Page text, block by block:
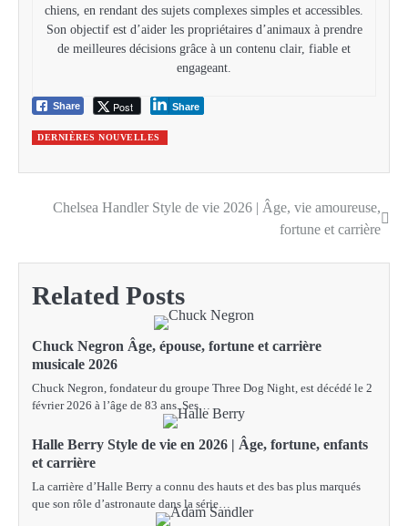
chiens, en rendant des sujets complexes simples et accessibles.
Son objectif est d’aider les propriétaires d’animaux à prendre
de meilleures décisions grâce à un contenu clair, fiable et
engageant.
Share Post Share
DERNIÈRES NOUVELLES
PostChelsea Handler Style de vie 2026 | Âge, vie amoureuse,
fortune et carrière
Related Posts
Chuck Negron Âge, épouse, fortune et carrière
musicale 2026
Chuck Negron, fondateur du groupe Three Dog Night, est décédé le 2
février 2026 à l’âge de 83 ans. Ses…
Halle Berry Style de vie en 2026 | Âge, fortune, enfants
et carrière
La carrière d’Halle Berry a connu des hauts et des bas plus marqués
que son rôle d’astronaute dans la série…